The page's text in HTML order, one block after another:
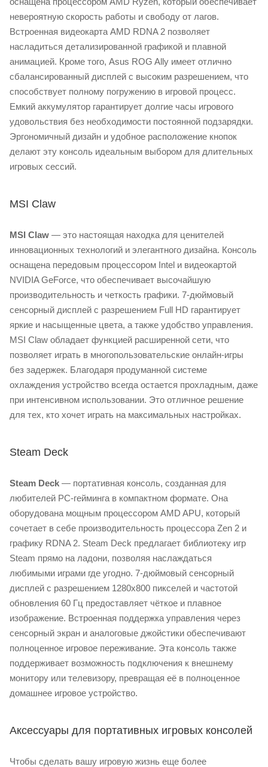
невероятную скорость работы и свободу от лагов.
Встроенная видеокарта AMD RDNA 2 позволяет
насладиться детализированной графикой и плавной
анимацией. Кроме того, Asus ROG Ally имеет отлично
сбалансированный дисплей с высоким разрешением, что
способствует полному погружению в игровой процесс.
Емкий аккумулятор гарантирует долгие часы игрового
удовольствия без необходимости постоянной подзарядки.
Эргономичный дизайн и удобное расположение кнопок
делают эту консоль идеальным выбором для длительных
игровых сессий.
MSI Claw
MSI Claw — это настоящая находка для ценителей
инновационных технологий и элегантного дизайна. Консоль
оснащена передовым процессором Intel и видеокартой
NVIDIA GeForce, что обеспечивает высочайшую
производительность и четкость графики. 7-дюймовый
сенсорный дисплей с разрешением Full HD гарантирует
яркие и насыщенные цвета, а также удобство управления.
MSI Claw обладает функцией расширенной сети, что
позволяет играть в многопользовательские онлайн-игры
без задержек. Благодаря продуманной системе
охлаждения устройство всегда остается прохладным, даже
при интенсивном использовании. Это отличное решение
для тех, кто хочет играть на максимальных настройках.
Steam Deck
Steam Deck — портативная консоль, созданная для
любителей PC-гейминга в компактном формате. Она
оборудована мощным процессором AMD APU, который
сочетает в себе производительность процессора Zen 2 и
графику RDNA 2. Steam Deck предлагает библиотеку игр
Steam прямо на ладони, позволяя наслаждаться
любимыми играми где угодно. 7-дюймовый сенсорный
дисплей с разрешением 1280x800 пикселей и частотой
обновления 60 Гц предоставляет чёткое и плавное
изображение. Встроенная поддержка управления через
сенсорный экран и аналоговые джойстики обеспечивают
полноценное игровое переживание. Эта консоль также
поддерживает возможность подключения к внешнему
монитору или телевизору, превращая её в полноценное
домашнее игровое устройство.
Аксессуары для портативных игровых консолей
Чтобы сделать вашу игровую жизнь еще более